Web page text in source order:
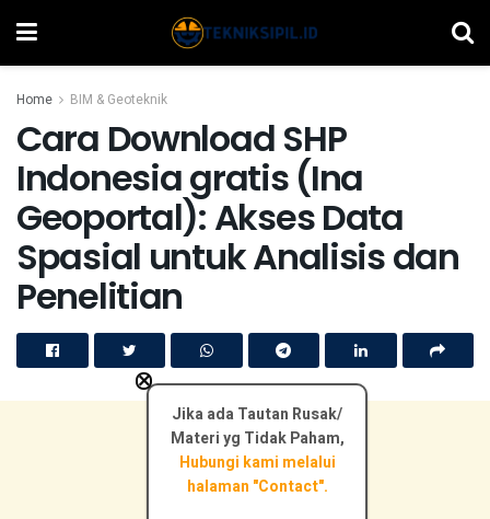
Home BIM & Geoteknik
Cara Download SHP
Indonesia gratis (Ina
Geoportal): Akses Data
Spasial untuk Analisis dan
Penelitian
Jika ada Tautan Rusak/
Materi yg Tidak Paham,
Hubungi kami melalui
halaman "Contact".
×